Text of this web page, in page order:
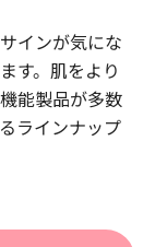
インが気にな
す。肌をより
能製品が多数
ラインナップ